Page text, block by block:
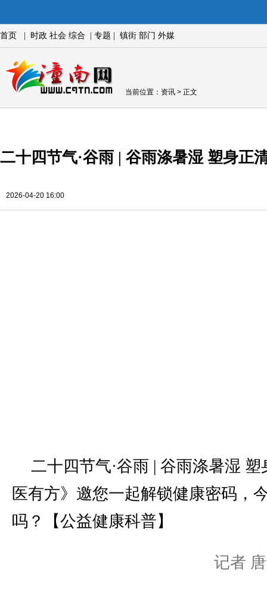
首页 时政 社会 综合 专题 镇街 部门 外媒
当前位置： 资讯 > 正文
二十四节气·谷雨 | 谷雨涤暑湿 塑身正
2026-04-20 16:00
二十四节气·谷雨 | 谷雨涤暑湿
医有方》邀您一起解锁健康密码，
吗？【公益健康科普】
记者